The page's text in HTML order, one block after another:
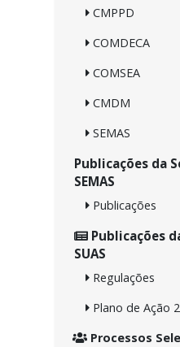
CMPPD
COMDECA
COMSEA
CMDM
SEMAS
Publicações da
SEMAS
Publicações
Publicações
SUAS
Regulações
Plano de Ação
Processos